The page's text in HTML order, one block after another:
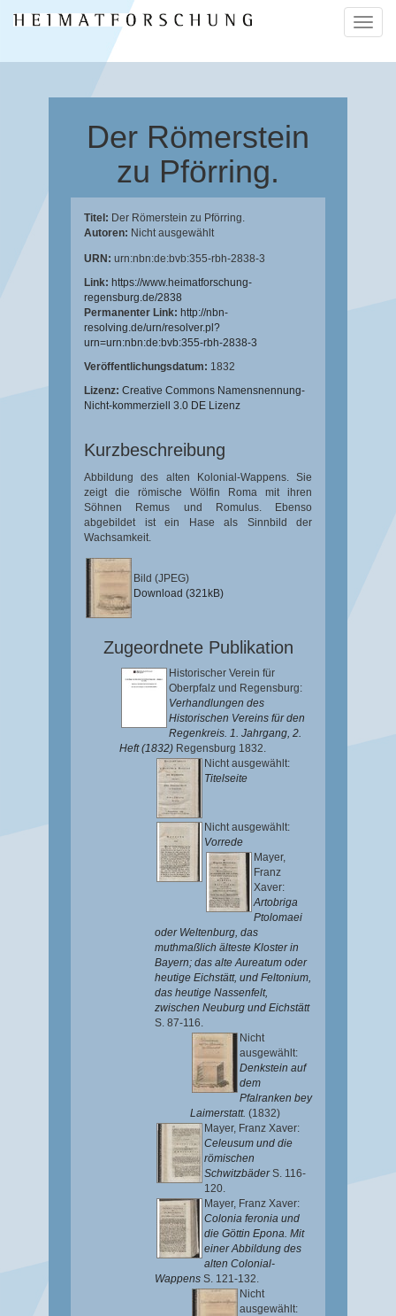
ein-/
Der Römerstein
zu Pförring.
Titel: Der Römerstein zu Pförring.
Autoren: Nicht ausgewählt
URN: urn:nbn:de:bvb:355-rbh-2838-3
Link: https://www.heimatforschung-
regensburg.de/2838
Permanenter Link: http://nbn-
resolving.de/urn/resolver.pl?
urn=urn:nbn:de:bvb:355-rbh-2838-3
Veröffentlichungsdatum: 1832
Lizenz: Creative Commons Namensnennung-
Nicht-kommerziell 3.0 DE Lizenz
Kurzbeschreibung
Abbildung des alten Kolonial-Wappens. Sie
zeigt die römische Wölfin Roma mit ihren
Söhnen Remus und Romulus. Ebenso
abgebildet ist ein Hase als Sinnbild der
Wachsamkeit.
Bild (JPEG)
Download (321kB)
Zugeordnete Publikation
Historischer Verein für
Oberpfalz und Regensburg:
Verhandlungen des
Historischen Vereins für den
Regenkreis. 1. Jahrgang, 2.
Heft (1832) Regensburg 1832.
Nicht ausgewählt:
Titelseite
Nicht ausgewählt:
Vorrede
Mayer,
Franz
Xaver:
Artobriga
Ptolomaei
oder Weltenburg, das
muthmaßlich älteste Kloster in
Bayern; das alte Aureatum oder
heutige Eichstätt, und Feltonium,
das heutige Nassenfelt,
zwischen Neuburg und Eichstätt
S. 87-116.
Nicht
ausgewählt:
Denkstein auf
dem
Pfalranken bey
Laimerstatt. (1832)
Mayer, Franz Xaver:
Celeusum und die
römischen
SchwitzbäderS. 116-
120.
Mayer, Franz Xaver:
Colonia feronia und
die Göttin Epona. Mit
einer Abbildung des
alten Colonial-
Wappens S. 121-132.
Nicht
ausgewählt: